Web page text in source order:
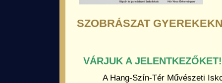
SZOBRÁSZAT
VÁRJUK A JELENTKEZŐKET!
A Hang-Szín-Tér Művészeti